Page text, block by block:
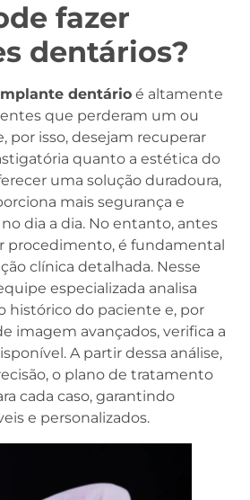
fazer
dentários?
dentário é altamente
que perderam um ou
por isso, desejam recuperar
quanto a estética do
uma solução duradoura,
mais segurança e
dia a dia. No entanto, antes
procedimento, é fundamental
clínica detalhada. Nesse
especializada analisa
histórico do paciente e, por
imagem avançados, verifica a
A partir dessa análise,
o plano de tratamento
cada caso, garantindo
e personalizados.